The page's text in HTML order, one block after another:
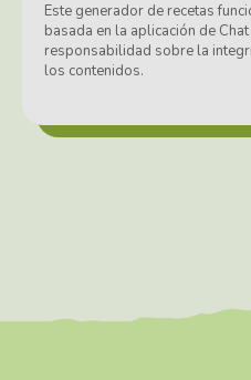
Este generador de recetas
basada en la aplicación de
responsabilidad sobre la
los contenidos.